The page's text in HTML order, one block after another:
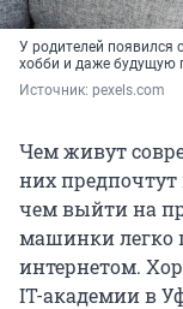
У родителей появился
хобби и даже будущую
Источник: pexels.com
Чем живут
них
чем выйти на
машинки легко
интернетом.
IT-академии в